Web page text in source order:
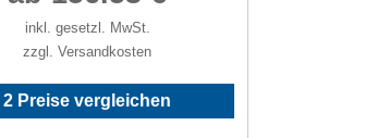
inkl. gesetzl. MwSt.
zzgl. Versandkosten
2 Preise vergleichen